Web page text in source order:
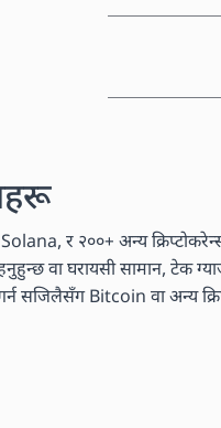
र २००+ अन्य
वा घरायसी सामान,
सजिलैसँग Bitcoin वा अन्य